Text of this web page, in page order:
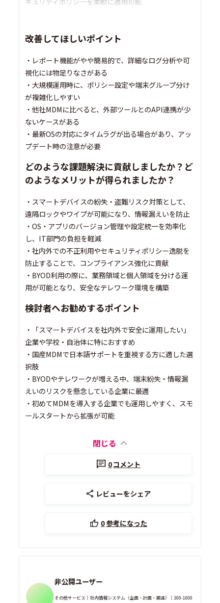
改善してほしいポイント
・レポート機能がやや簡易的で、詳細なログ分析や可
視化には物足りなさがある
・大規模運用時に、ポリシー設定や端末グループ分け
が複雑化しやすい
・他社MDMに比べると、外部ツールとのAPI連携が少
ないケースがある
・最新OSの対応にタイムラグが出る場合があり、アッ
プデート時の注意が必要
どのような課題解決に貢献しましたか？ど
のようなメリットが得られましたか？
・スマートデバイスの紛失・盗難リスク対策として、
遠隔ロックやワイプが可能になり、情報漏えいを防止
・OS・アプリのバージョン管理や設定統一を効率化
し、IT部門の負担を軽減
・社内外での不正利用やセキュリティポリシー逸脱を
防止することで、コンプライアンス強化に貢献
・BYOD利用の際に、業務領域と個人領域を分ける運
用が可能となり、安全なテレワーク環境を構築
検討者へお勧めするポイント
・「スマートデバイスを社内外で安全に運用したい」
企業や学校・自治体に特におすすめ
・国産MDMで日本語サポートを重視する方に適した選
択肢
・BYODやテレワークが増える中、端末紛失・情報漏
えいのリスクを懸念している企業に最適
・初めてMDMを導入する企業でも運用しやすく、スモ
ールスタートから拡張が可能
閉じる
0コメント
レビューをシェア
0参考になった
非公開ユーザー
その他サービス｜社内情報システム（企画・計画・調達）｜300-1000